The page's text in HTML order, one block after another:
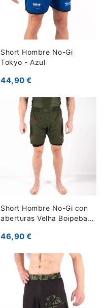
Short Hombre No-Gi
Tokyo - Azul
44,90 €
Short Hombre No-Gi con
aberturas Velha Boipeba -
46,90 €